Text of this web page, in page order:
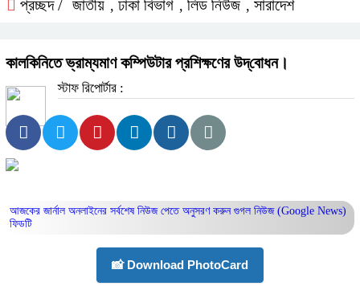
প্রচ্ছদ / জাতীয় , ঢাকা বিভাগ , লিড নিউজ , সারাদেশ
কালকিনিতে ভ্রাম্যমাণ কম্পিউটার প্রশিক্ষণের উদ্‌বোধন।
স্টাফ রিপোর্টার :
আজকের জার্নাল অনলাইনের সর্বশেষ নিউজ পেতে অনুসরণ করুন গুগল নিউজ (Google News)
ফিডটি
📸 Download PhotoCard